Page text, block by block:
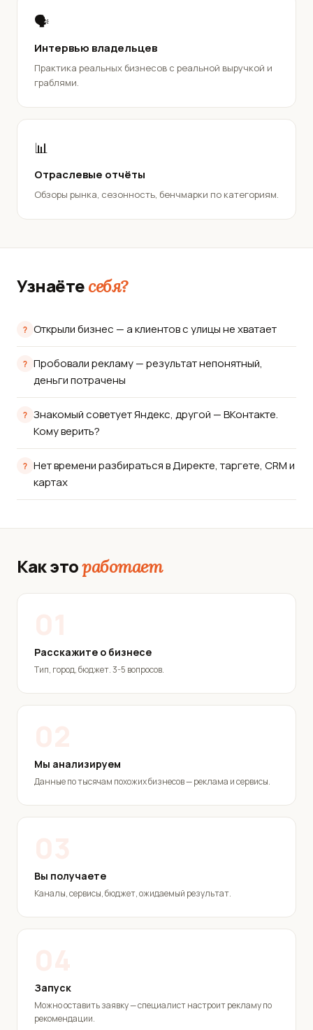
🗣️
Интервью владельцев
Практика реальных бизнесов с реальной выручкой и
граблями.
📊
Отраслевые отчёты
Обзоры рынка, сезонность, бенчмарки по категориям.
Узнаётесебя?
Открыли бизнес — а клиентов с улицы не хватает
Пробовали рекламу — результат непонятный,
деньги потрачены
Знакомый советует Яндекс, другой — ВКонтакте.
Кому верить?
Нет времени разбираться в Директе, таргете, CRM и
картах
Как этоработает
Расскажите о бизнесе
Тип, город, бюджет. 3-5 вопросов.
Мы анализируем
Данные по тысячам похожих бизнесов — реклама и сервисы.
Вы получаете
Каналы, сервисы, бюджет, ожидаемый результат.
Запуск
Можно оставить заявку — специалист настроит рекламу по
рекомендации.